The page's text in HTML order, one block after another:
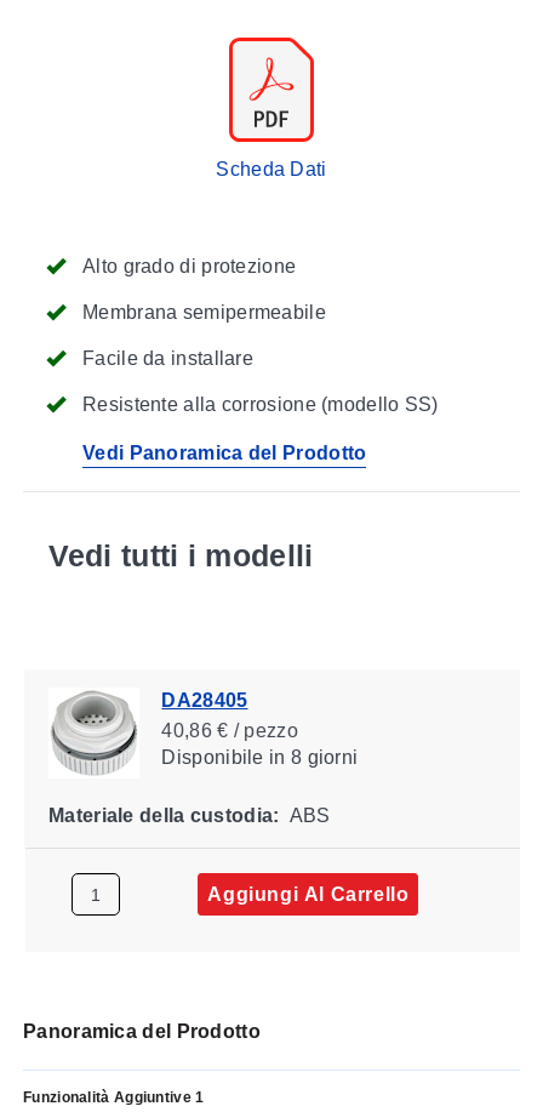
Alto grado di protezione
Membrana semipermeabile
Facile da installare
Resistente alla corrosione (modello SS)
Vedi Panoramica del Prodotto
Scheda Dati
Vedi tutti i modelli
DA28405
40,86 € / pezzo
Disponibile in 8 giorni
Materiale della custodia: ABS
Aggiungi Al Carrello
Panoramica del Prodotto
Funzionalità Aggiuntive 1